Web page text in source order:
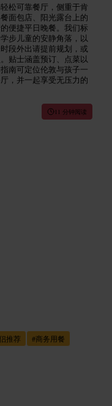
松可靠餐厅，侧重于肯
面包店、阳光露台上的
便捷平日晚餐。我们标
步儿童的安静角落，以
段外出请提前规划，或
贴士涵盖预订、点菜以
南可定位伦敦与孩子一
，并一起享受无压力的
11 分钟阅读
推荐 #商务用餐